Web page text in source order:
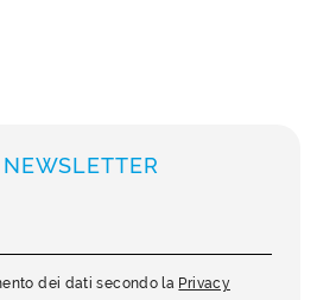
NEWSLETTER
dei dati secondo la Privacy